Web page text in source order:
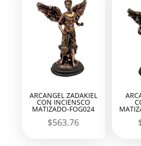
ARCANGEL ZADAKIEL
CON INCIENSCO
MATIZADO-FOG024
$563.76